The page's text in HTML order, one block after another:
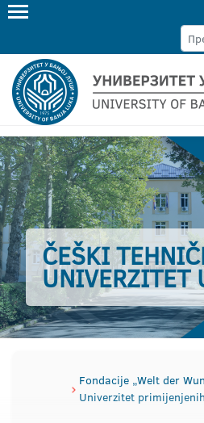
ČEŠKI
UNIVERZITET
Fondacije „Welt der
Univerzitet